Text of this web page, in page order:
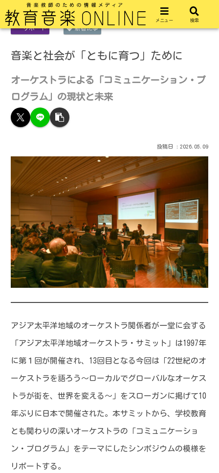
リポート 新着記事
音楽と社会が「ともに育つ」ために
オーケストラによる「コミュニケーション・プ
ログラム」の現状と未来
2026.05.09
アジア太平洋地域のオーケストラ関係者が一堂に会する
「アジア太平洋地域オーケストラ・サミット」は1997年
に第１回が開催され、13回目となる今回は「22世紀のオ
ーケストラを語ろう～ローカルでグローバルなオーケス
トラが街を、世界を変える～」をスローガンに掲げて10
年ぶりに日本で開催された。本サミットから、学校教育
とも関わりの深いオーケストラの「コミュニケーショ
ン・プログラム」をテーマにしたシンポジウムの模様を
リポートする。
メニュー 検索